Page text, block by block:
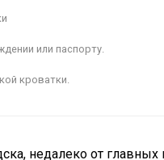
или паспорту.
кроватки.
недалеко от